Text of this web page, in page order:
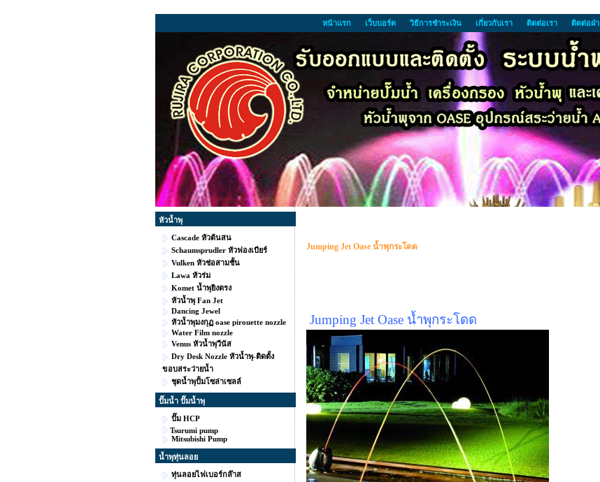
หน้าแรก เว็บบอร์ด วิธีการชำระเงิน เกี่ยวกับเรา ติดต่อเรา ติดต่อฝ่
หัวน้ำพุ
Cascade หัวต้นสน
Schaumsprudler หัวฟองเบียร์
Vulken หัวช่อสามชั้น
Lawa หัวร่ม
Komet น้ำพุยิงตรง
หัวน้ำพุ Fan Jet
Dancing Jewel
หัวน้ำพุมงกุฏ oase pirouette nozzle
Water Film nozzle
Venus หัวน้ำพุวีนัส
Dry Desk Nozzle หัวน้ำพุ-ติดตั้ง
ขอบสระว่ายน้ำ
ชุดน้ำพุปั้มโซล่าเซลล์
ปั๊มน้ำ ปั๊มน้ำพุ
ปั๊ม HCP
Tsurumi pump
Mitsubishi Pump
น้ำพุทุ่นลอย
ทุ่นลอยไฟเบอร์กล๊าส
Jumping Jet Oase น้ำพุกระโดด
Jumping Jet Oase น้ำพุกระโดด